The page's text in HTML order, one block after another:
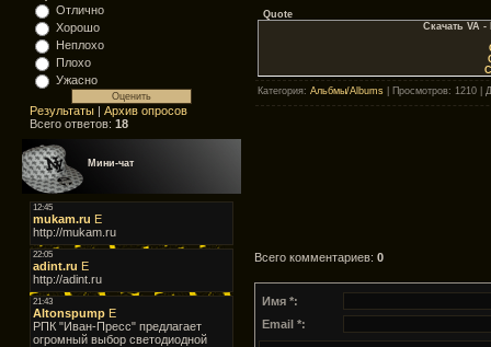
Отлично
Хорошо
Неплохо
Плохо
Ужасно
Результаты | Архив опросов
Всего ответов: 18
Мини-чат
Quote
Скачать VA
Категория: Альбмы/Albums Просмотров: 1210 |
Всего комментариев: 0
Имя *:
Email *: